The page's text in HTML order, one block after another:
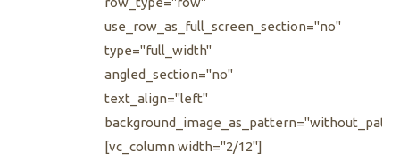
use_row_as_full_screen_section="no"
type="full_width"
angled_section="no"
text_align="left"
[vc_column width="2/12"]